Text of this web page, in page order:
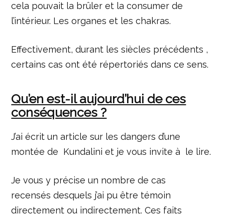
cela pouvait la brûler et la consumer de
l’intérieur. Les organes et les chakras.
Effectivement, durant les siècles précédents ,
certains cas ont été répertoriés dans ce sens.
Qu’en est-il aujourd’hui de ces
conséquences ?
J’ai écrit un article sur les dangers d’une
montée de Kundalini et je vous invite à le lire.
Je vous y précise un nombre de cas
recensés desquels j’ai pu être témoin
directement ou indirectement. Ces faits